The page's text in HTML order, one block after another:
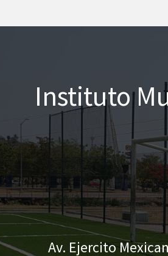
Instituto
Av. Ejercito